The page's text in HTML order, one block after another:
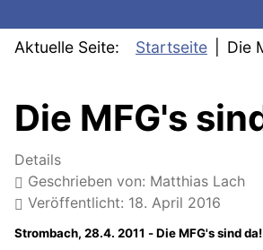
Aktuelle Seite: Startseite Die
Die MFG's
Details
Geschrieben von: Matthias Lach
Veröffentlicht: 18. April 2016
Strombach, 28.4. 2011 - Die MFG's sind da!